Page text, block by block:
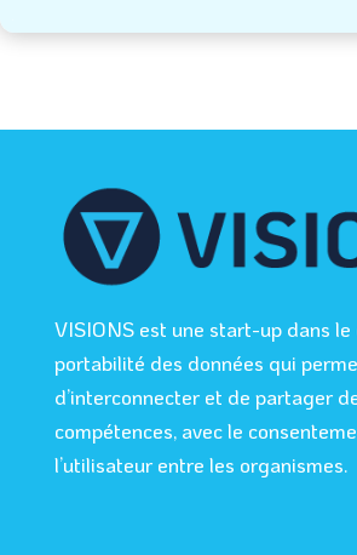
VISIONS est une start-up dans
portabilité des données qui
d’interconnecter et de partager
compétences, avec le
l’utilisateur entre les organismes.